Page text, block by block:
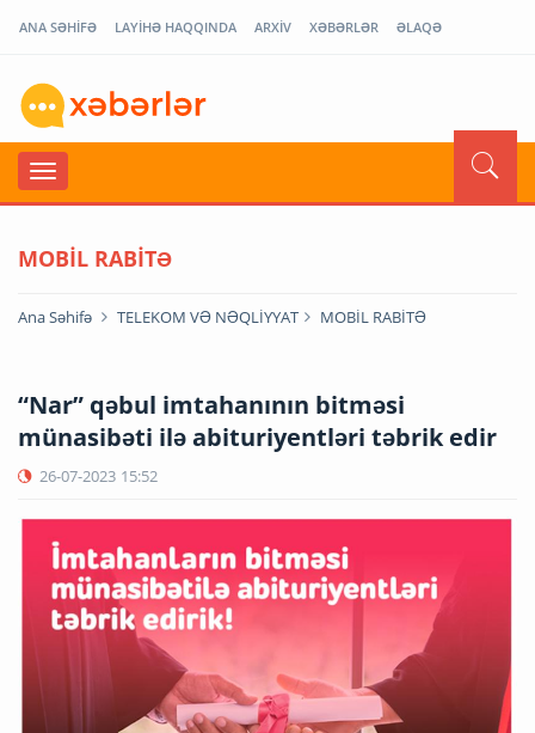
ANA SƏHİFƏ LAYİHƏ HAQQINDA ARXİV XƏBƏRLƏR ƏLAQƏ
MOBİL RABİTƏ
Ana Səhifə TELEKOM VƏ NƏQLİYYAT MOBİL RABİTƏ
“Nar” qəbul imtahanının bitməsi
münasibəti ilə abituriyentləri təbrik edir
26-07-2023 15:52